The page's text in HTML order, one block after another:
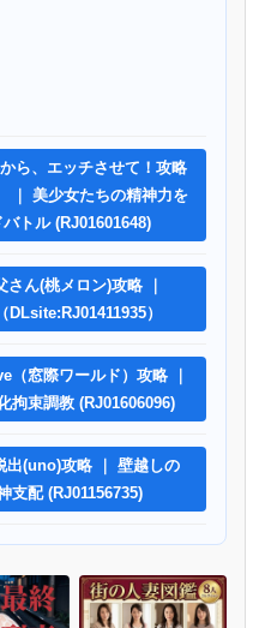
ら、エッチさせて！攻略
｜ 美少女たちの精神力を
トル (RJ01601648)
さん(桃メロン)攻略 ｜
DLsite:RJ01411935）
窓際ワールド）攻略 ｜
拘束調教 (RJ01606096)
出(uno)攻略 ｜ 壁越しの
支配 (RJ01156735)